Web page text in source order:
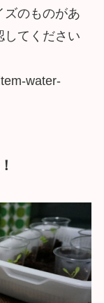
ズのものがあ
してください
water-